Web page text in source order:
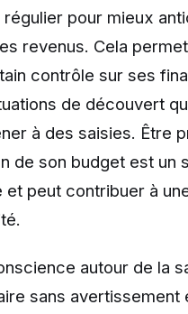
pour mieux
revenus. Cela
contrôle sur ses
de découvert
à des saisies. Être
de son budget est un
et peut contribuer à
autour de la
sans avertissement